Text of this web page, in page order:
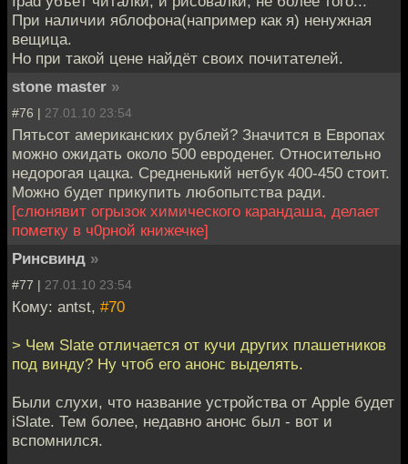
При наличии яблофона(например как я) ненужная
вещица.
Но при такой цене найдёт своих почитателей.
stone master »
#76 | 27.01.10 23:54
Пятьсот американских рублей? Значится в Европах
можно ожидать около 500 евроденег. Относительно
недорогая цацка. Средненький нетбук 400-450 стоит.
Можно будет прикупить любопытства ради.
[слюнявит огрызок химического карандаша, делает
пометку в ч0рной книжечке]
Ринсвинд »
#77 | 27.01.10 23:54
Кому: antst, #70
> Чем Slate отличается от кучи других плашетников
под винду? Ну чтоб его анонс выделять.
Были слухи, что название устройства от Apple будет
iSlate. Тем более, недавно анонс был - вот и
вспомнился.